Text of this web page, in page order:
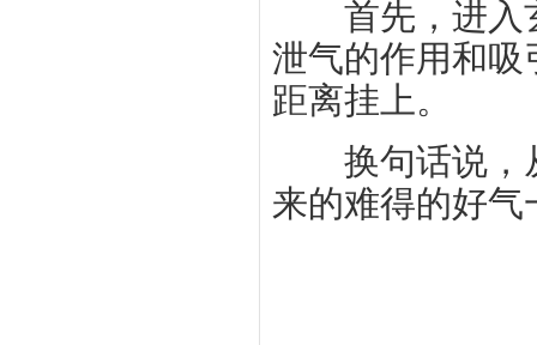
首先，进入玄
泄气的作用和吸
距离挂上。
换句话说，从
来的难得的好